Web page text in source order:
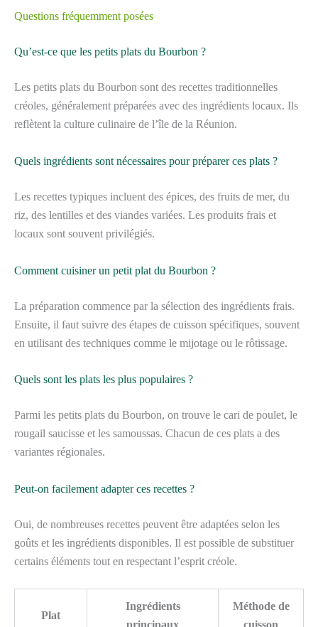
Questions fréquemment posées
Qu’est-ce que les petits plats du Bourbon ?
Les petits plats du Bourbon sont des recettes traditionnelles
créoles, généralement préparées avec des ingrédients locaux. Ils
reflètent la culture culinaire de l’île de la Réunion.
Quels ingrédients sont nécessaires pour préparer ces plats ?
Les recettes typiques incluent des épices, des fruits de mer, du
riz, des lentilles et des viandes variées. Les produits frais et
locaux sont souvent privilégiés.
Comment cuisiner un petit plat du Bourbon ?
La préparation commence par la sélection des ingrédients frais.
Ensuite, il faut suivre des étapes de cuisson spécifiques, souvent
en utilisant des techniques comme le mijotage ou le rôtissage.
Quels sont les plats les plus populaires ?
Parmi les petits plats du Bourbon, on trouve le cari de poulet, le
rougail saucisse et les samoussas. Chacun de ces plats a des
variantes régionales.
Peut-on facilement adapter ces recettes ?
Oui, de nombreuses recettes peuvent être adaptées selon les
goûts et les ingrédients disponibles. Il est possible de substituer
certains éléments tout en respectant l’esprit créole.
Plat
Ingrédients
Méthode de